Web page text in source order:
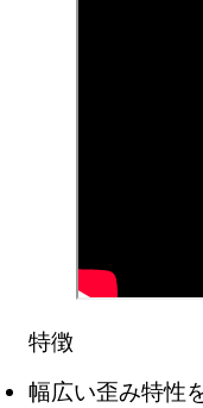
特徴
幅広い歪み特性